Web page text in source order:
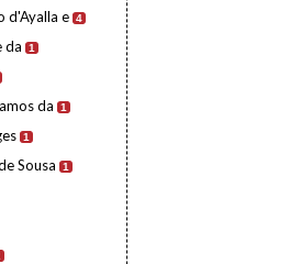
d'Ayalla e 4
da 1
da 1
1
Sousa 1